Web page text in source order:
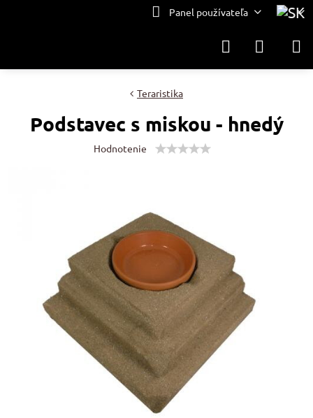
Panel používateľa
Teraristika
Podstavec s miskou - hnedý
Hodnotenie